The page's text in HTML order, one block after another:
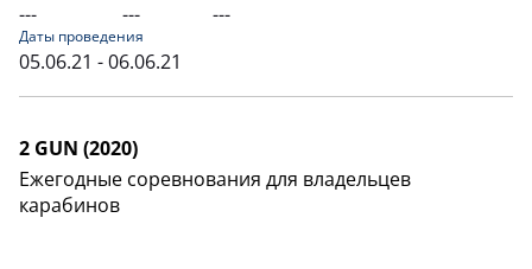
--- --- ---
Даты проведения
05.06.21 - 06.06.21
2 GUN (2020)
Ежегодные соревнования для владельцев
карабинов